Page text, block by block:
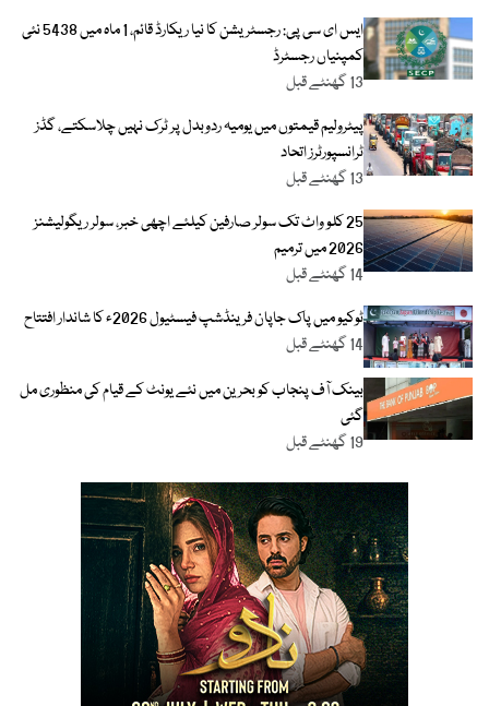
ایس ای سی پی: رجسٹریشن کا نیا ریکارڈ قائم، 1 ماہ میں 5438 نئی
کمپنیاں رجسٹرڈ
13 گھنٹے قبل
پیٹرولیم قیمتوں میں یومیہ ردوبدل پر ٹرک نہیں چلاسکتے، گڈز
ٹرانسپورٹرز اتحاد
13 گھنٹے قبل
25 کلو واٹ تک سولر صارفین کیلئے اچھی خبر، سولر ریگولیشنز
2026 میں ترمیم
14 گھنٹے قبل
ٹوکیو میں پاک جاپان فرینڈشپ فیسٹیول 2026ء کا شاندار افتتاح
14 گھنٹے قبل
بینک آف پنجاب کو بحرین میں نئے یونٹ کے قیام کی منظوری مل
گئی
19 گھنٹے قبل